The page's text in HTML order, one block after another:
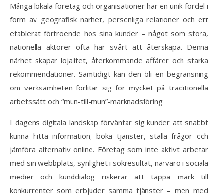
Många lokala företag och organisationer har en unik fördel i
form av geografisk närhet, personliga relationer och ett
etablerat förtroende hos sina kunder – något som stora,
nationella aktörer ofta har svårt att återskapa. Denna
närhet skapar lojalitet, återkommande affärer och starka
rekommendationer. Samtidigt kan den bli en begränsning
om verksamheten förlitar sig för mycket på traditionella
arbetssätt och “mun-till-mun”-marknadsföring.
I dagens digitala landskap förväntar sig kunder att snabbt
kunna hitta information, boka tjänster, ställa frågor och
jämföra alternativ online. Företag som inte aktivt arbetar
med sin webbplats, synlighet i sökresultat, närvaro i sociala
medier och kunddialog riskerar att tappa mark till
konkurrenter som erbjuder samma tjänster – men med